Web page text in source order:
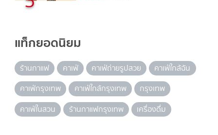
แท็กยอดนิยม
ร้านกาแฟ คาเฟ่ คาเฟ่ถ่ายรูปสวย
คาเฟ่ใกล้ฉัน
คาเฟ่กรุงเทพ
คาเฟ่ใกล้กรุงเทพ
กรุงเทพ
คาเฟ่ในสวน
ร้านกาแฟกรุงเทพ เครื่องดื่ม